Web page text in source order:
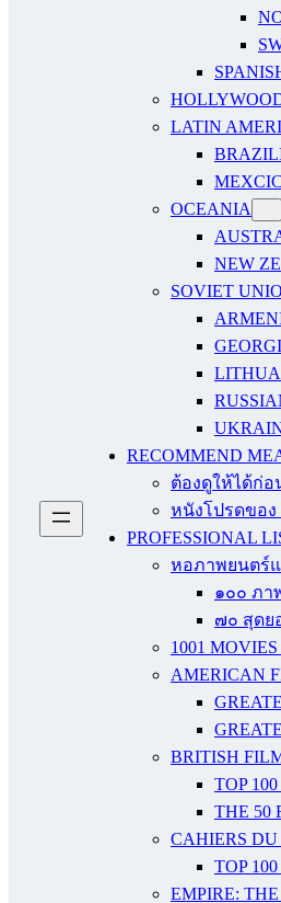
LATIN
OCEANIA
NEW
SOVIET
RECOMMEND
ต้องดูให้ได้ก่อ
หนังโปรดขอ
PROFESSIONAL
หอภาพยนตร์
๑๐๐ ภา
๗๐ สุดย
1001
AMERICAN
BRITISH
TOP
THE 50
CAHIERS
TOP
EMPIRE: